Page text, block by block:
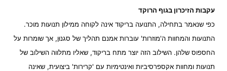
עקבות הזיכרון בגוף הרוקד
כפי שנאמר בתחילה, התנועה בריקוד אינה לקוחה ממילון תנועות מוכר.
התנועות והמחוות ה'מוזרות' עוברות אמנם תהליך של סגנוּן, אך שומרות על
החספוס שלהן. השילוב הזה יוצר מתח בריקוד, שאליו מתלווה השילוב של
תנועות ומחוות אקספרסיביות ואינטימיות עם 'קרירות' ביצועית, שאינה